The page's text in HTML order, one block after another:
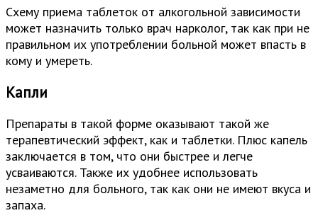
Схему приема таблеток от алкогольной зависимости
может назначить только врач нарколог, так как при не
правильном их употреблении больной может впасть в
кому и умереть.
Капли
Препараты в такой форме оказывают такой же
терапевтический эффект, как и таблетки. Плюс капель
заключается в том, что они быстрее и легче
усваиваются. Также их удобнее использовать
незаметно для больного, так как они не имеют вкуса и
запаха.